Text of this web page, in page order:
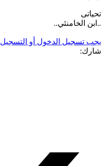
تحياتى
..ابن الخامنئي..
يجب تسجيل الدخول أو
شارك: